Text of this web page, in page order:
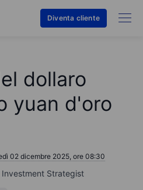
Diventa cliente
dollaro
yuan d'oro
02 dicembre 2025, ore 08:30
Investment Strategist